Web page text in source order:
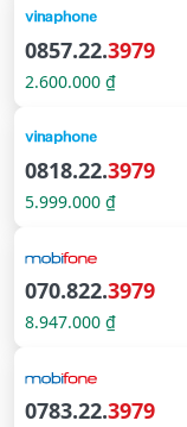
0857.22.3979
2.600.000 ₫
0818.22.3979
5.999.000 ₫
070.822.3979
8.947.000 ₫
0783.22.3979